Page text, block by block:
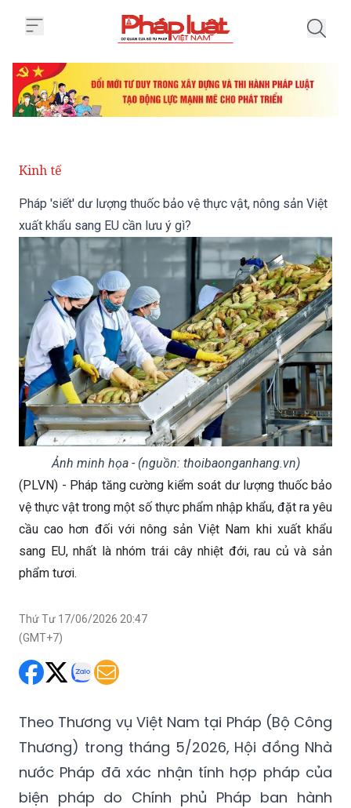
Kinh tế
Pháp 'siết' dư lượng thuốc bảo vệ thực vật, nông sản Việt
xuất khẩu sang EU cần lưu ý gì?
Ảnh minh họa - (nguồn: thoibaonganhang.vn)
(PLVN) - Pháp tăng cường kiểm soát dư lượng thuốc bảo
vệ thực vật trong một số thực phẩm nhập khẩu, đặt ra yêu
cầu cao hơn đối với nông sản Việt Nam khi xuất khẩu
sang EU, nhất là nhóm trái cây nhiệt đới, rau củ và sản
phẩm tươi.
Thứ Tư 17/06/2026 20:47
(GMT+7)
Theo Thương vụ Việt Nam tại Pháp (Bộ Công
Thương) trong tháng 5/2026, Hội đồng Nhà
nước Pháp đã xác nhận tính hợp pháp của
biện pháp do Chính phủ Pháp ban hành